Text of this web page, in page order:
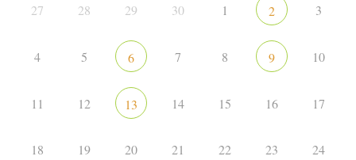
27 28 29 30 1 2 3
4 5 6 7 8 9 10
11 12 13 14 15 16 17
18 19 20 21 22 23 24